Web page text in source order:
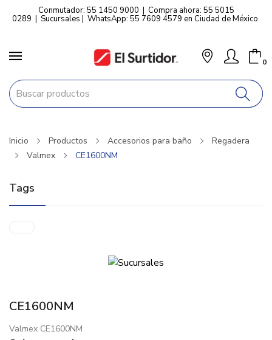
Conmutador: 55 1450 9000 | Compra ahora: 55 5015
0289 | Sucursales | WhatsApp: 55 7609 4579 en Ciudad de México
0
Inicio Productos Accesorios para baño
Regadera
Valmex
CE1600NM
Tags
CE1600NM
Valmex CE1600NM